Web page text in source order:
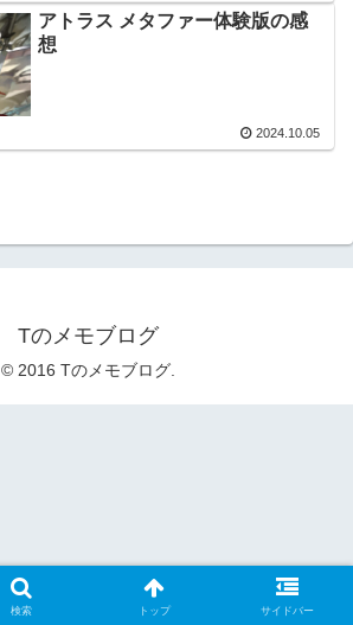
アトラス メタファー体験版の感
想
2024.10.05
Tのメモブログ
© 2016 Tのメモブログ.
検索 トップ サイドバー